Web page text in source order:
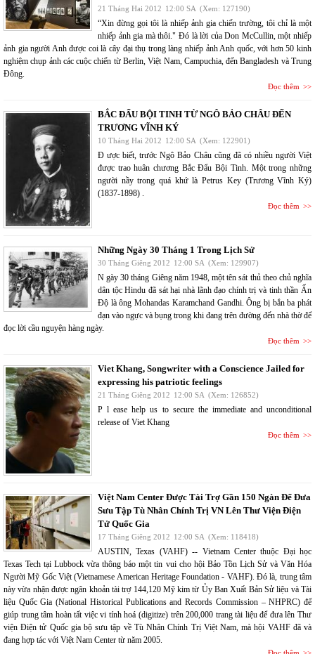
21 Tháng Hai 2012 12:00 SA (Xem: 127190)
“Xin đừng gọi tôi là nhiếp ảnh gia chiến trường, tôi chỉ là một
nhiếp ảnh gia mà thôi." Đó là lời của Don McCullin, một nhiếp
ảnh gia người Anh được coi là cây đại thụ trong làng nhiếp ảnh Anh quốc, với hơn 50 kinh
nghiệm chụp ảnh các cuộc chiến từ Berlin, Việt Nam, Campuchia, đến Bangladesh và Trung
Đông.
Đọc thêm
BẮC ĐẨU BỘI TINH TỪ NGÔ BẢO CHÂU ĐẾN
TRƯƠNG VĨNH KÝ
10 Tháng Hai 2012 12:00 SA (Xem: 122901)
Đ ược biết, trước Ngô Bảo Châu cũng đã có nhiều người Việt
được trao huân chương Bắc Đẩu Bội Tinh. Một trong những
người nầy trong quá khứ là Petrus Key (Trương Vĩnh Ký)
(1837-1898) .
Đọc thêm
Những Ngày 30 Tháng 1 Trong Lịch Sử
30 Tháng Giêng 2012 12:00 SA (Xem: 129907)
N gày 30 tháng Giêng năm 1948, một tên sát thủ theo chủ nghĩa
dân tộc Hindu đã sát hại nhà lãnh đạo chính trị và tinh thần Ấn
Độ là ông Mohandas Karamchand Gandhi. Ông bị bắn ba phát
đạn vào ngực và bụng trong khi đang trên đường đến nhà thờ để
đọc lời cầu nguyện hàng ngày.
Đọc thêm
Viet Khang, Songwriter with a Conscience Jailed for
expressing his patriotic feelings
21 Tháng Giêng 2012 12:00 SA (Xem: 126852)
P l ease help us to secure the immediate and unconditional
release of Viet Khang
Đọc thêm
Việt Nam Center Được Tài Trợ Gần 150 Ngàn Để Đưa
Sưu Tập Tù Nhân Chính Trị VN Lên Thư Viện Điện
Tử Quốc Gia
17 Tháng Giêng 2012 12:00 SA (Xem: 118418)
AUSTIN, Texas (VAHF) -- Vietnam Center thuộc Đại học
Texas Tech tại Lubbock vừa thông báo một tin vui cho hội Bảo Tồn Lịch Sử và Văn Hóa
Người Mỹ Gốc Việt (Vietnamese American Heritage Foundation - VAHF). Đó là, trung tâm
này vừa nhận được ngân khoản tài trợ 144,120 Mỹ kim từ Ủy Ban Xuất Bản Sử liệu và Tài
liệu Quốc Gia (National Historical Publications and Records Commission – NHPRC) để
giúp trung tâm hoàn tất việc vi tính hoá (digitize) trên 200,000 trang tài liệu để đưa lên Thư
viện Điện tử Quốc gia bộ sưu tập về Tù Nhân Chính Trị Việt Nam, mà hội VAHF đã và
đang hợp tác với Việt Nam Center từ năm 2005.